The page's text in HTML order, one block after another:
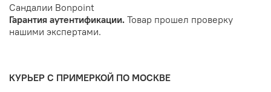
Сандалии Bonpoint
Гарантия аутентификации. Товар прошел проверку
нашими экспертами.
КУРЬЕР С ПРИМЕРКОЙ ПО МОСКВЕ